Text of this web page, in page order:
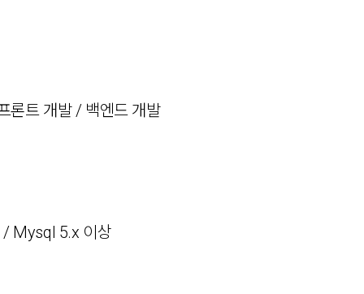
론트 개발 / 백엔드 개발
Mysql 5.x 이상